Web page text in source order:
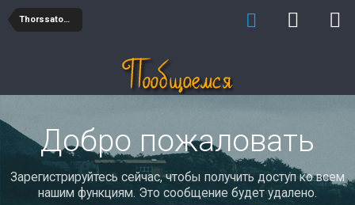
Thorssatodorm
Добро пожаловать
Зарегистрируйтесь сейчас, чтобы получить доступ ко всем
нашим функциям. Это сообщение будет удалено.